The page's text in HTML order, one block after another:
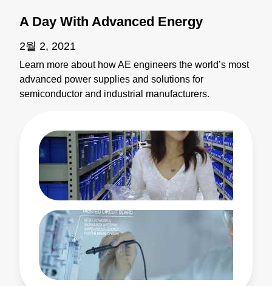
A Day With Advanced Energy
2월 2, 2021
Learn more about how AE engineers the world’s most
advanced power supplies and solutions for
semiconductor and industrial manufacturers.